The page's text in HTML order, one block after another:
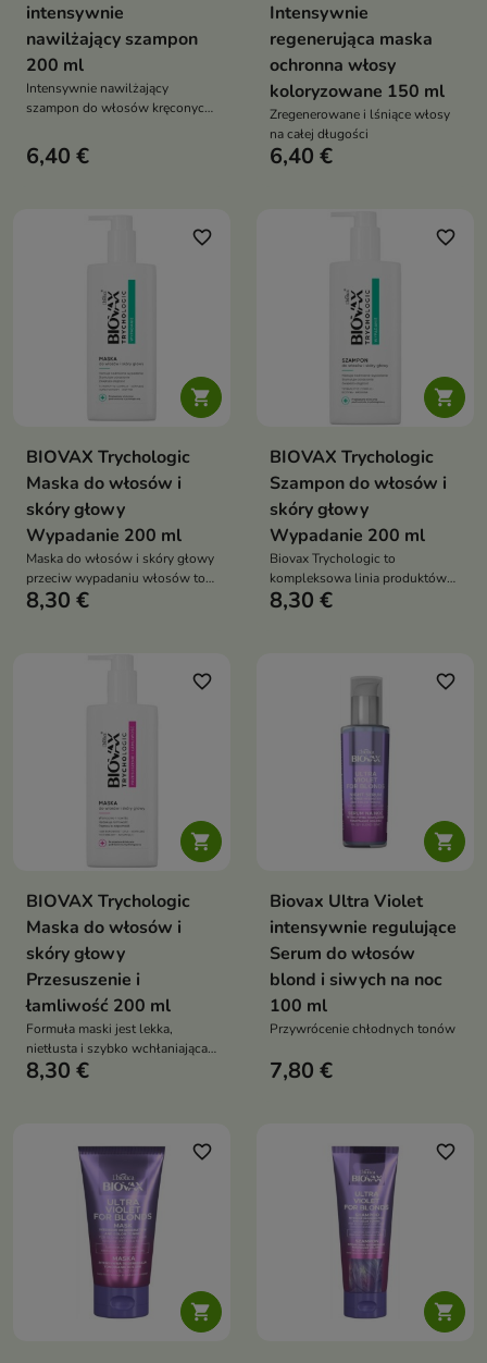
intensywnie
nawilżający szampon
200 ml
Intensywnie nawilżający
szampon do włosów kręconych
6,40 €
Intensywnie
regenerująca maska
ochronna włosy
koloryzowane 150 ml
Zregenerowane i lśniące włosy
na całej długości
6,40 €

favorite_border
BIOVAX Trychologic
Maska do włosów i
skóry głowy
Wypadanie 200 ml
Maska do włosów i skóry głowy
przeciw wypadaniu włosów to
stymulująca kuracja 2 w 1, która
8,30 €

favorite_border
BIOVAX Trychologic
Szampon do włosów i
skóry głowy
Wypadanie 200 ml
Biovax Trychologic to
kompleksowa linia produktów
do pielęgnacji włosów i skóry
8,30 €

favorite_border
BIOVAX Trychologic
Maska do włosów i
skóry głowy
Przesuszenie i
łamliwość 200 ml
Formuła maski jest lekka,
nietłusta i szybko wchłaniająca
się
8,30 €

favorite_border
Biovax Ultra Violet
intensywnie regulujące
Serum do włosów
blond i siwych na noc
100 ml
Przywrócenie chłodnych tonów
7,80 €

favorite_border

favorite_border